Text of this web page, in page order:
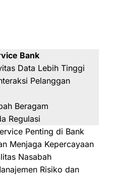
Bank
Data Lebih Tinggi
Pelanggan
Beragam
Regulasi
Penting di Bank
Menjaga Kepercayaan
Nasabah
Risiko dan